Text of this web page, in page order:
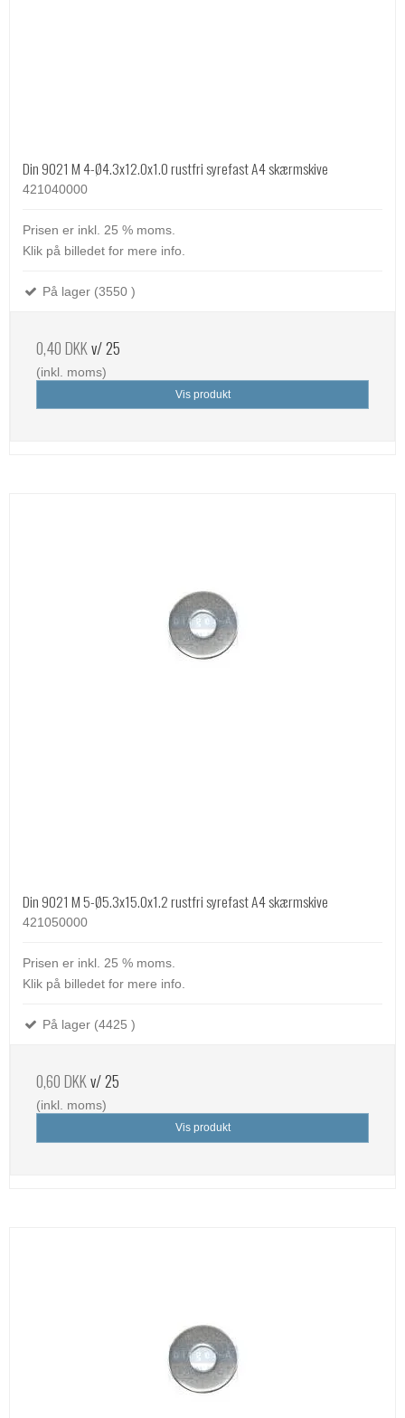
Din 9021 M 4-Ø4.3x12.0x1.0 rustfri syrefast A4 skærmskive
421040000
Prisen er inkl. 25 % moms.
Klik på billedet for mere info.
På lager (3550 )
0,40 DKKv/ 25
(inkl. moms)
Vis produkt
Din 9021 M 5-Ø5.3x15.0x1.2 rustfri syrefast A4 skærmskive
421050000
Prisen er inkl. 25 % moms.
Klik på billedet for mere info.
På lager (4425 )
0,60 DKKv/ 25
(inkl. moms)
Vis produkt